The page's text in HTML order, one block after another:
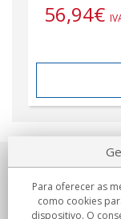
56,94€
Sobre nosotros
Compromissos
Para oferecer as
como cookies
dispositivo. O